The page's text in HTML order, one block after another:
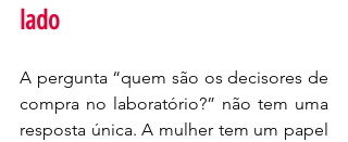
lado
A pergunta “quem são os decisores de
compra no laboratório?” não tem uma
resposta única. A mulher tem um papel